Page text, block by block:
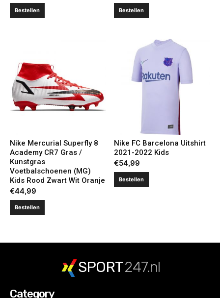
Bestellen Bestellen
Nike Mercurial Superfly 8
Academy CR7 Gras /
Kunstgras
Voetbalschoenen (MG)
Kids Rood Zwart Wit Oranje
€44,99
Bestellen
Nike FC Barcelona Uitshirt
2021-2022 Kids
€54,99
Bestellen
SPORT247.nl
Category